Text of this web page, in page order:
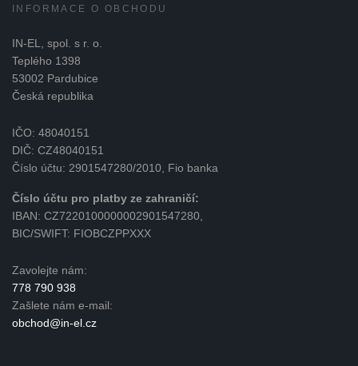
INFORMACE O OBCHODU
IN-EL, spol. s r. o.
Teplého 1398
53002 Pardubice
Česká republika
IČO: 48040151
DIČ: CZ48040151
Číslo účtu: 2901547280/2010, Fio banka
Číslo účtu pro platby ze zahraničí:
IBAN: CZ7220100000002901547280,
BIC/SWIFT: FIOBCZPPXXX
Zavolejte nám:
778 790 938
Zašlete nám e-mail:
obchod@in-el.cz